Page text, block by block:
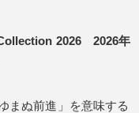
2026 2026年
まぬ前進」を意味する